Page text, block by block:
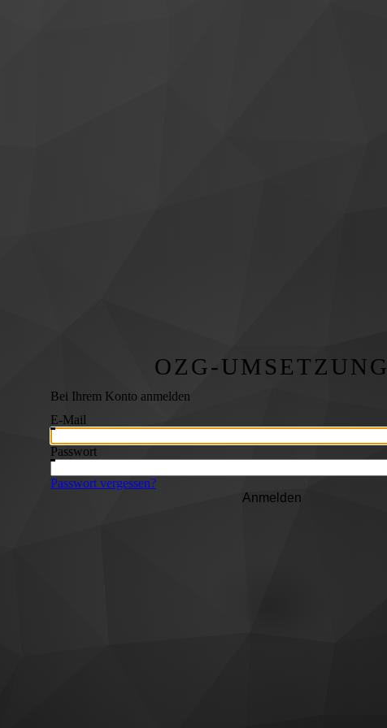
OZG-UMSETZUNG
Bei Ihrem Konto anmelden
E-Mail
Passwort
Passwort vergessen?
Anmelden